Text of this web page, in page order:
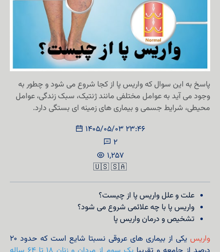
پاسخ به این سوال که واریس پا از کجا شروع می شود و چطور به
وجود می آید به عوامل مختلفی مانند ژنتیک، سبک زندگی، عوامل
محیطی، شرایط جسمی و بیماری های زمینه ای بستگی دارد.
1405/05/03 23:46
2
1,257
🇺🇸🇸🇦
علت و علل واریس پا از چیست؟
واریس پا با چه علائمی شروع می شود؟
تشخیص و درمان واریس پا
واریس
یکی از بیماری های عروقی نسبتا شایع است که حدود ۲۰